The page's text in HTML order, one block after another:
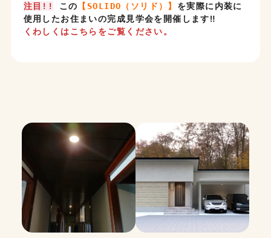
注目!! この 【SOLIDO（ソリド）】 を実際に内装に
使用したお住まいの完成見学会を開催します‼
くわしくはこちらをご覧ください。